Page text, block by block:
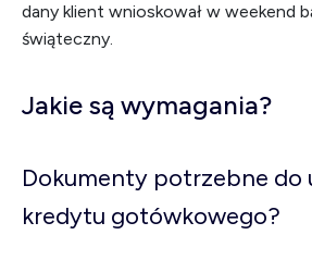
dany klient wnioskował w weekend
świąteczny.
Jakie są wymagania?
Dokumenty potrzebne do
kredytu gotówkowego?